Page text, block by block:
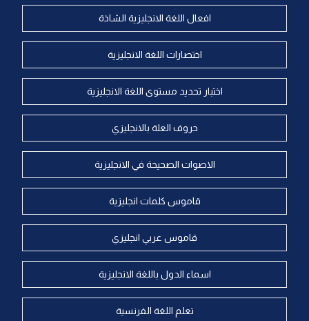
افعال اللغة الانجليزية الشاذة
اختصارات اللغة الانجليزية
اختبار تحديد مستوى اللغة الانجليزية
حروف العلة بالانجليزي
الاصوات الصحيحة في الانجليزية
قاموس كلمات انجليزية
قاموس عربي انجليزي
اسماء الدول باللغة الانجليزية
تعلم اللغة الفرنسية